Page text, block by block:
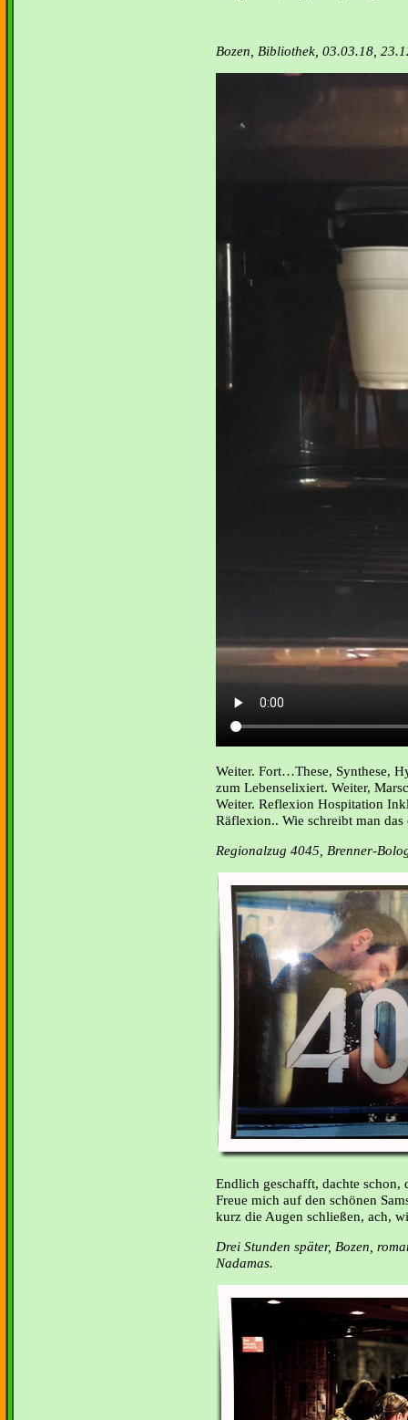
Bozen, Bibliothek, 03.03.18,
Weiter. Fort…These, Synthese,
zum Lebenselixiert. Weiter,
Weiter. Reflexion Hospitation
Räflexion.. Wie schreibt man
Regionalzug 4045, Brenner-
Endlich geschafft, dachte
Freue mich auf den schönen
kurz die Augen schließen, ach,
Drei Stunden später, Bozen,
Nadamas.